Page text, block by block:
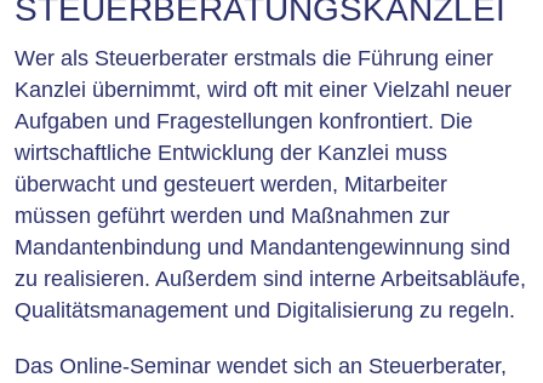
STEUERBERATUNGSKANZLEI
Wer als Steuerberater erstmals die Führung einer
Kanzlei übernimmt, wird oft mit einer Vielzahl neuer
Aufgaben und Fragestellungen konfrontiert. Die
wirtschaftliche Entwicklung der Kanzlei muss
überwacht und gesteuert werden, Mitarbeiter
müssen geführt werden und Maßnahmen zur
Mandantenbindung und Mandantengewinnung sind
zu realisieren. Außerdem sind interne Arbeitsabläufe,
Qualitätsmanagement und Digitalisierung zu regeln.
Das Online-Seminar wendet sich an Steuerberater,